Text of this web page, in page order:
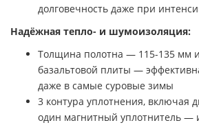
долговечность даже при
Надёжная тепло- и шумоизоляция:
Толщина полотна — 115-135 мм
базальтовой плиты —
даже в самые суровые зимы
3 контура уплотнения, включая
один магнитный уплотнитель —